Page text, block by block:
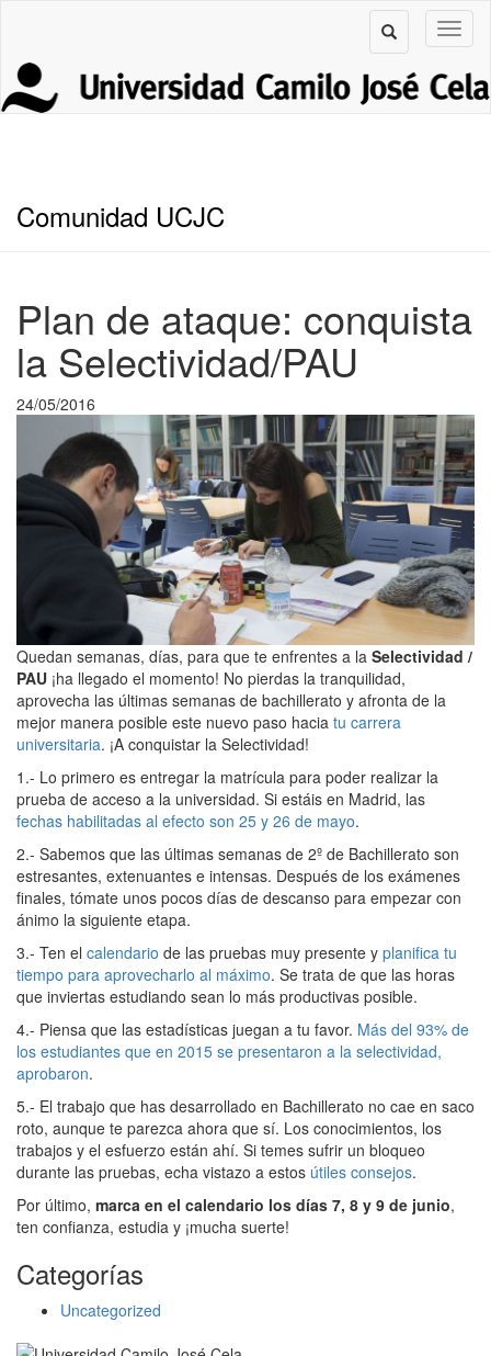
Comunidad UCJC
Plan de ataque: conquista
la Selectividad/PAU
24/05/2016
Quedan semanas, días, para que te enfrentes a la Selectividad /
PAU ¡ha llegado el momento! No pierdas la tranquilidad,
aprovecha las últimas semanas de bachillerato y afronta de la
mejor manera posible este nuevo paso hacia tu carrera
universitaria. ¡A conquistar la Selectividad!
1.- Lo primero es entregar la matrícula para poder realizar la
prueba de acceso a la universidad. Si estáis en Madrid, las
fechas habilitadas al efecto son 25 y 26 de mayo.
2.- Sabemos que las últimas semanas de 2º de Bachillerato son
estresantes, extenuantes e intensas. Después de los exámenes
finales, tómate unos pocos días de descanso para empezar con
ánimo la siguiente etapa.
3.- Ten el calendario de las pruebas muy presente y planifica tu
tiempo para aprovecharlo al máximo. Se trata de que las horas
que inviertas estudiando sean lo más productivas posible.
4.- Piensa que las estadísticas juegan a tu favor. Más del 93% de
los estudiantes que en 2015 se presentaron a la selectividad,
aprobaron.
5.- El trabajo que has desarrollado en Bachillerato no cae en saco
roto, aunque te parezca ahora que sí. Los conocimientos, los
trabajos y el esfuerzo están ahí. Si temes sufrir un bloqueo
durante las pruebas, echa vistazo a estos útiles consejos.
Por último, marca en el calendario los días 7, 8 y 9 de junio,
ten confianza, estudia y ¡mucha suerte!
Categorías
Uncategorized